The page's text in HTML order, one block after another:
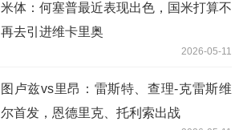
米体：何塞普最近表现出色，国米打算不
再去引进维卡里奥
2026-05-11
图卢兹vs里昂：雷斯特、查理-克雷斯维
尔首发，恩德里克、托利索出战